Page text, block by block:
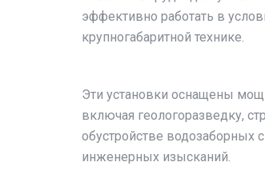
эффективно работать в
крупногабаритной технике.
Эти установки оснащены
включая геологоразведку,
обустройстве водозаборных
инженерных изысканий.